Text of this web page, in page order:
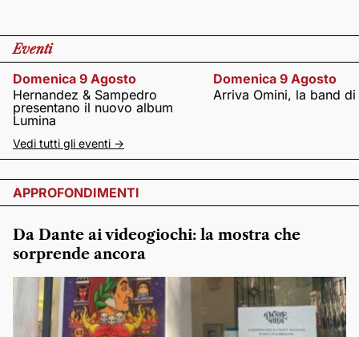
Eventi
Domenica 9 Agosto
Hernandez & Sampedro
presentano il nuovo album
Lumina
Domenica 9 Agosto
Arriva Omini, la band
Vedi tutti gli eventi ->
APPROFONDIMENTI
Da Dante ai videogiochi: la mostra che
sorprende ancora